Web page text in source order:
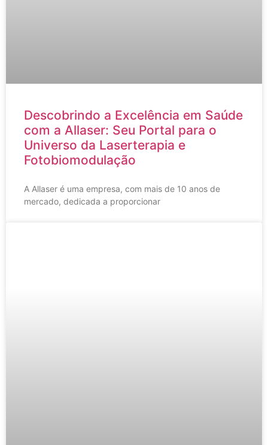
Descobrindo a Excelência em Saúde
com a Allaser: Seu Portal para o
Universo da Laserterapia e
Fotobiomodulação
A Allaser é uma empresa, com mais de 10 anos de
mercado, dedicada a proporcionar